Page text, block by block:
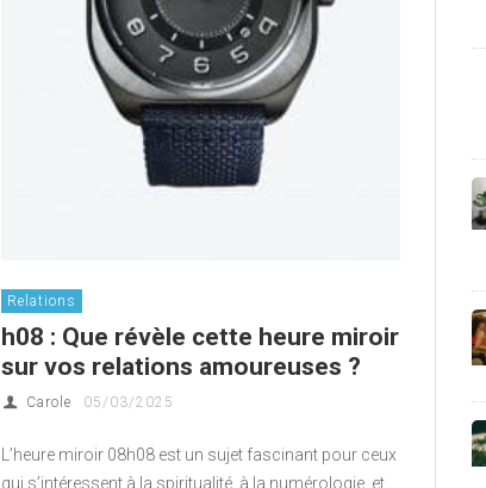
Relations
h08 : Que révèle cette heure miroir
sur vos relations amoureuses ?
Carole 05/03/2025
L’heure miroir 08h08 est un sujet fascinant pour ceux
qui s’intéressent à la spiritualité, à la numérologie, et